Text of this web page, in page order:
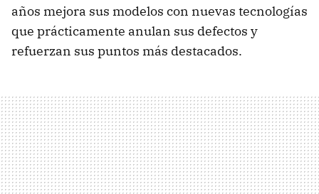
años mejora sus modelos con nuevas tecnologías
que prácticamente anulan sus defectos y
refuerzan sus puntos más destacados.